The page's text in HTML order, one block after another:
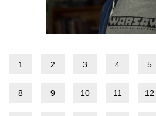
1 2 3 4 5
8 9 10 11 12